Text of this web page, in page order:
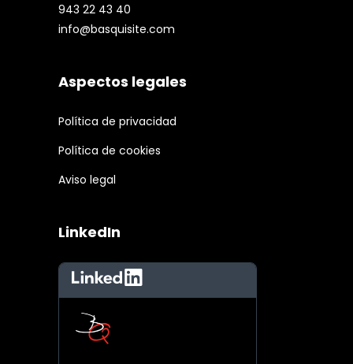
943 22 43 40
info@basquisite.com
Aspectos legales
Política de privacidad
Política de cookies
Aviso legal
LinkedIn
LinkedIn